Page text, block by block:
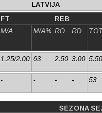
LATVIJA
FT REB
M/A M/A% RO RD
1.25/2.00 63 2.50 3.00 5.50
- - - - 53
SEZONA